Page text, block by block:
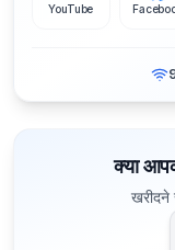
YouTube
क्या
खरीदने